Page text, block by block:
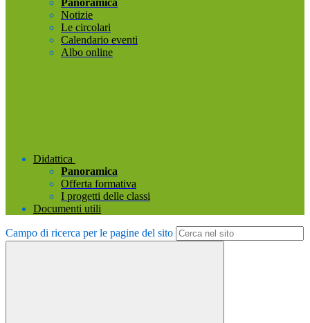
Panoramica
Notizie
Le circolari
Calendario eventi
Albo online
Didattica
Panoramica
Offerta formativa
I progetti delle classi
Documenti utili
Campo di ricerca per le pagine del sito